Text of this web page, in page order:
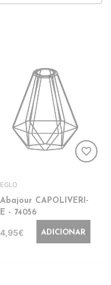
favorite_border
EGLO
Abajour CAPOLIVERI-
E - 74056
4,95€ ADICIONAR